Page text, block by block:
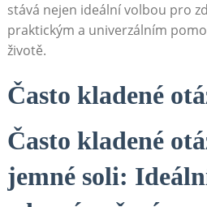
stává nejen ideální volbou pro
praktickým a univerzálním
životě.
Často kladené
Často kladené
jemné soli: